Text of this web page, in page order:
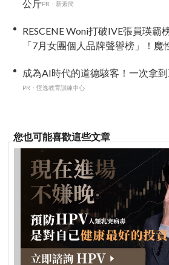
公斤PR・新素簡
RESCENE Woni打破IVE張員瑛霸
「7月女團個人品牌聲譽榜」！魔
成為AI時代的道德駭客！一次拿
PR・恆逸教育訓練中心
您也可能喜歡這些文章